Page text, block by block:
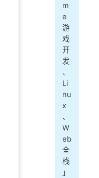
m
e
游
戏
开
发
、
Li
nu
x
、
W
eb
全
栈
」